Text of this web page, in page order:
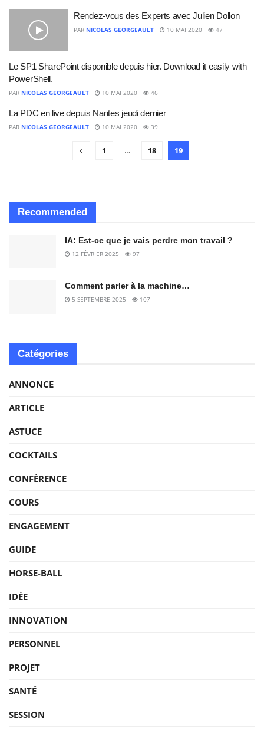
Rendez-vous des Experts avec Julien Dollon
PAR NICOLAS GEORGEAULT 10 MAI 2020 47
Le SP1 SharePoint disponible depuis hier. Download it easily with
PowerShell.
PAR NICOLAS GEORGEAULT 10 MAI 2020 46
La PDC en live depuis Nantes jeudi dernier
PAR NICOLAS GEORGEAULT 10 MAI 2020 39
1 … 18 19
Recommended
IA: Est-ce que je vais perdre mon travail ?
12 FÉVRIER 2025 97
Comment parler à la machine…
5 SEPTEMBRE 2025 107
Catégories
ANNONCE
ARTICLE
ASTUCE
COCKTAILS
CONFÉRENCE
COURS
ENGAGEMENT
GUIDE
HORSE-BALL
IDÉE
INNOVATION
PERSONNEL
PROJET
SANTÉ
SESSION